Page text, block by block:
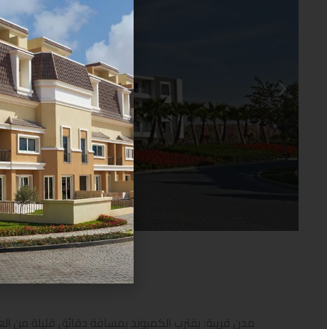
مدن قريبة: يقترب الكمبوند بمسافة دقائق قليلة من